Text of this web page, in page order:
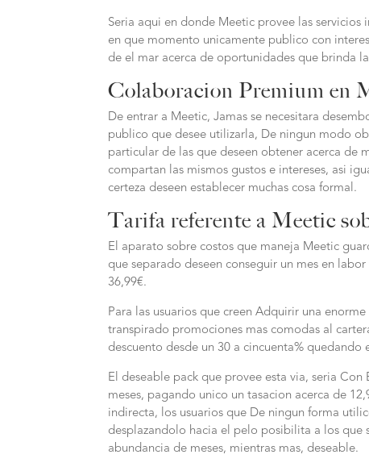
Seria aqui en donde Meetic provee las
en que momento unicamente publico con
de el mar acerca de oportunidades que brinda
Colaboracion Premium en
De entrar a Meetic, Jamas se necesitara
publico que desee utilizarla, De ningun modo
particular de las que deseen obtener acerca de
compartan las mismos gustos e intereses, asi
certeza deseen establecer muchas cosa formal.
Tarifa referente a Meetic
El aparato sobre costos que maneja Meetic
que separado deseen conseguir un mes en
36,99€.
Para las usuarios que creen Adquirir una
transpirado promociones mas comodas al
descuento desde un 30 a cincuenta% quedando
El deseable pack que provee esta vi­a, seri­a
meses, pagando unico un tasacion acerca de
indirecta, los usuarios que De ningun forma
desplazandolo hacia el pelo posibilita a los que
abundancia de meses, mientras mas, deseable.